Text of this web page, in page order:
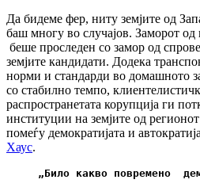
Да бидеме фер, ниту земјите од
баш многу во случајов. Заморот
беше проследен со замор од
земјите кандидати. Додека
норми и стандарди во домашното
со стабилно темпо,
распространетата корупција ги
институции на земјите од
помеѓу демократијата и
Хаус.
„Било какво повремено